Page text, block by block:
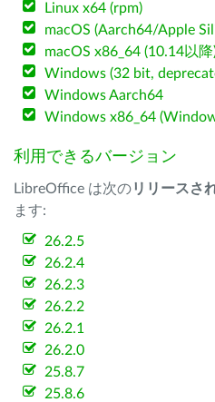
Linux x64 (rpm)
macOS (Aarch64/Apple
macOS x86_64 (10.14以降
Windows (32 bit,
Windows Aarch64
Windows x86_64
利用できるバージョン
LibreOffice は次のリリースさ
ます:
26.2.5
26.2.4
26.2.3
26.2.2
26.2.1
26.2.0
25.8.7
25.8.6